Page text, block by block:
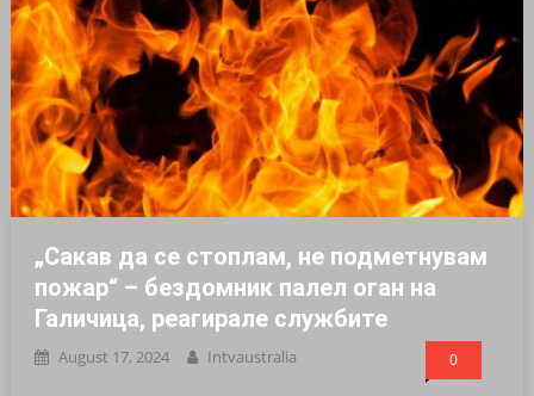
„Сакав да се стоплам, не подметнувам
пожар“ – бездомник палел оган на
Галичица, реагирале службите
August 17, 2024 Intvaustralia 0